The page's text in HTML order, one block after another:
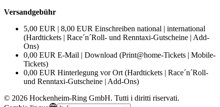
Versandgebühr
5,00 EUR | 8,00 EUR Einschreiben national | international
(Hardtickets | Race´n´Roll- und Renntaxi-Gutscheine | Add-
Ons)
0,00 EUR E-Mail | Download (Print@home-Tickets | Mobile-
Tickets)
0,00 EUR Hinterlegung vor Ort (Hardtickets | Race´n´Roll-
und Renntaxi-Gutscheine | Add-Ons)
© 2026 Hockenheim-Ring GmbH. Tutti i diritti riservati.